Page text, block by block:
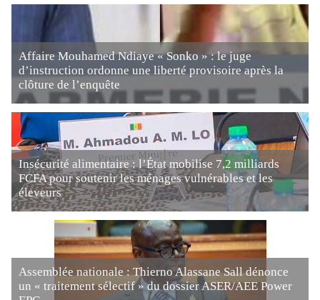
Affaire Mouhamed Ndiaye « Sonko » : le juge
d’instruction ordonne une liberté provisoire après la
clôture de l’enquête
Insécurité alimentaire : l’État mobilise 7,2 milliards
FCFA pour soutenir les ménages vulnérables et les
éleveurs
Assemblée nationale : Thierno Alassane Sall dénonce
un « traitement sélectif » du dossier ASER/AEE Power